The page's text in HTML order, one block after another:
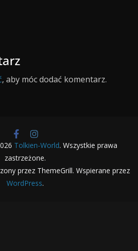
, aby móc dodać komentarz.
Tolkien-World. Wszystkie prawa
zastrzeżone.
przez ThemeGrill. Wspierane przez
WordPress.